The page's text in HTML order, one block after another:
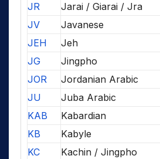
JR
Jarai / Giarai / Jra
JV
Javanese
JEH
Jeh
JG
Jingpho
JOR
Jordanian Arabic
JU
Juba Arabic
KAB
Kabardian
KB
Kabyle
KC
Kachin / Jingpho